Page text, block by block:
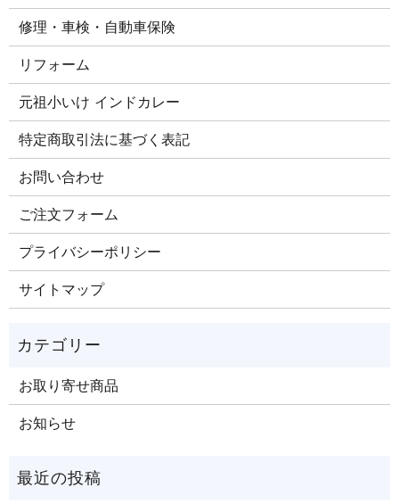
修理・車検・自動車保険
リフォーム
元祖小いけ インドカレー
特定商取引法に基づく表記
お問い合わせ
ご注文​フォーム
プライバシーポリシー
サイトマップ
お取り寄せ商品
お知らせ